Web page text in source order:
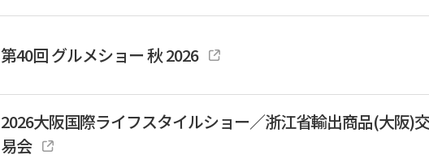
第40回 グルメショー 秋 2026
2026大阪国際ライフスタイルショー／浙江省輸出商品(大阪)交
易会